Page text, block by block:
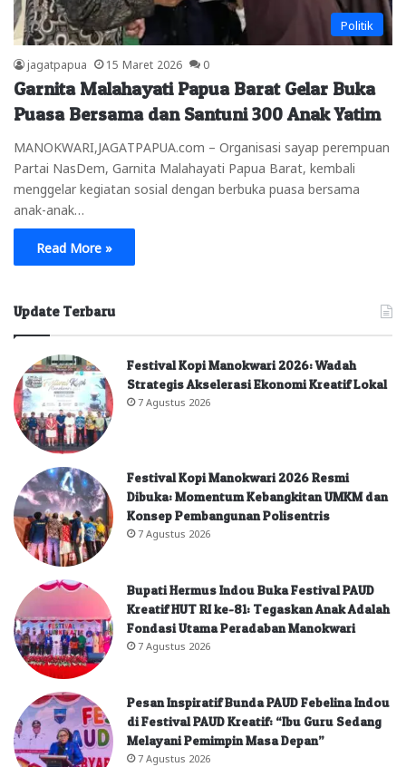
Politik
jagatpapua 15 Maret 2026 0
Garnita Malahayati Papua Barat Gelar Buka
Puasa Bersama dan Santuni 300 Anak Yatim
MANOKWARI,JAGATPAPUA.com – Organisasi sayap perempuan
Partai NasDem, Garnita Malahayati Papua Barat, kembali
menggelar kegiatan sosial dengan berbuka puasa bersama
anak-anak…
Read More »
Update Terbaru
Festival Kopi Manokwari 2026: Wadah
Strategis Akselerasi Ekonomi Kreatif Lokal
7 Agustus 2026
Festival Kopi Manokwari 2026 Resmi
Dibuka: Momentum Kebangkitan UMKM dan
Konsep Pembangunan Polisentris
7 Agustus 2026
Bupati Hermus Indou Buka Festival PAUD
Kreatif HUT RI ke-81: Tegaskan Anak Adalah
Fondasi Utama Peradaban Manokwari
7 Agustus 2026
Pesan Inspiratif Bunda PAUD Febelina Indou
di Festival PAUD Kreatif: “Ibu Guru Sedang
Melayani Pemimpin Masa Depan”
7 Agustus 2026